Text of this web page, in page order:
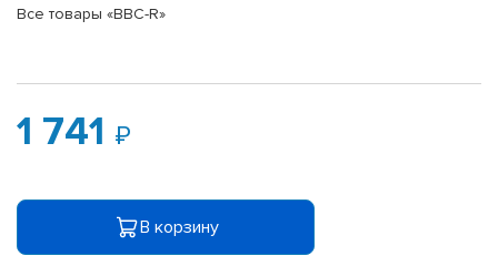
Все товары «BBC-R»
1 741
В корзину